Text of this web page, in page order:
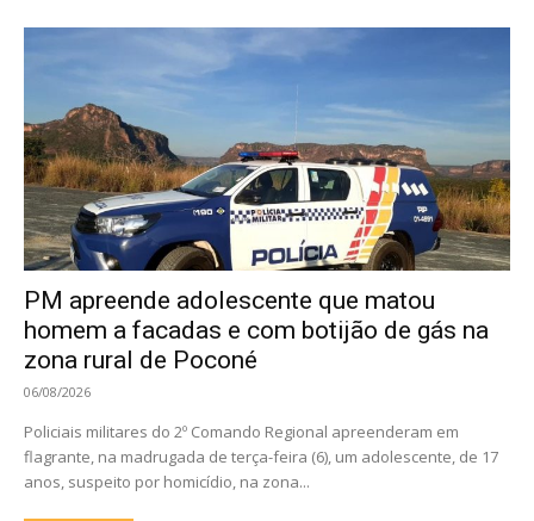
PM apreende adolescente que matou
homem a facadas e com botijão de gás na
zona rural de Poconé
06/08/2026
Policiais militares do 2º Comando Regional apreenderam em
flagrante, na madrugada de terça-feira (6), um adolescente, de 17
anos, suspeito por homicídio, na zona...